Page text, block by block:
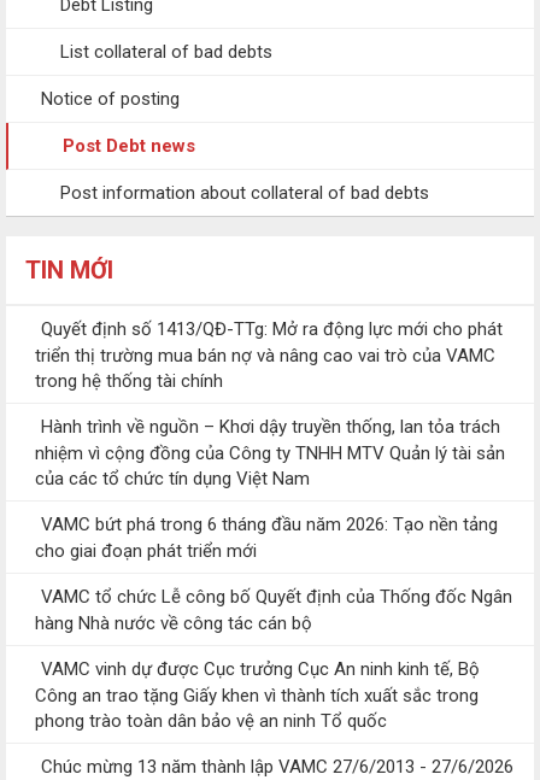
Debt Listing
List collateral of bad debts
Notice of posting
Post Debt news
Post information about collateral of bad debts
TIN MỚI
Quyết định số 1413/QĐ-TTg: Mở ra động lực mới cho phát
triển thị trường mua bán nợ và nâng cao vai trò của VAMC
trong hệ thống tài chính
Hành trình về nguồn – Khơi dậy truyền thống, lan tỏa trách
nhiệm vì cộng đồng của Công ty TNHH MTV Quản lý tài sản
của các tổ chức tín dụng Việt Nam
VAMC bứt phá trong 6 tháng đầu năm 2026: Tạo nền tảng
cho giai đoạn phát triển mới
VAMC tổ chức Lễ công bố Quyết định của Thống đốc Ngân
hàng Nhà nước về công tác cán bộ
VAMC vinh dự được Cục trưởng Cục An ninh kinh tế, Bộ
Công an trao tặng Giấy khen vì thành tích xuất sắc trong
phong trào toàn dân bảo vệ an ninh Tổ quốc
Chúc mừng 13 năm thành lập VAMC 27/6/2013 - 27/6/2026